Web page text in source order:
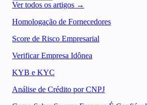
Ver todos os artigos →
Homologação de Fornecedores
Score de Risco Empresarial
Verificar Empresa Idônea
KYB e KYC
Análise de Crédito por CNPJ